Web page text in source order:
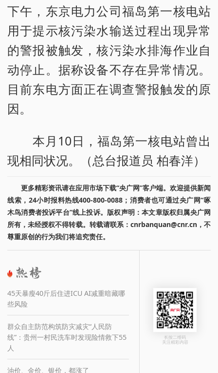
下午，东京电力公司福岛第一核电站
用于提示核污染水输送过程出现异常
的警报被触发，核污染水排海作业自
动停止。据称设备不存在异常情况。
目前东电方面正在调查警报触发的原
因。
本月10日，福岛第一核电站曾出
现相同状况。（总台报道员 柏春洋）
更多精彩资讯请在应用市场下载“央广网”客户端。欢迎提供新闻
线索，24小时报料热线400-800-0088；消费者也可通过央广网“啄
木鸟消费者投诉平台”线上投诉。版权声明：本文章版权归属央广网
所有，未经授权不得转载。转载请联系：cnrbanquan@cnr.cn，不
尊重原创的行为我们将追究责任。
45天暴瘦40斤后住进ICU AI减重暗藏哪
些风险
群众自主防范构筑防灾减灾“人民防
线”：贵州一村民洗车时发现险情救下55
人
油价、金价、银价，都涨了
长按二维码
关注精彩内容